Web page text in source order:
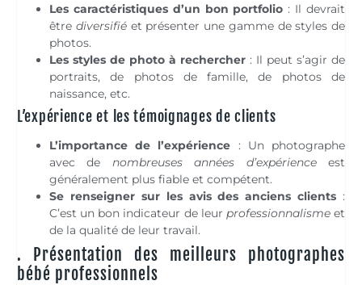
Les caractéristiques d’un bon portfolio : Il devrait
être diversifié et présenter une gamme de styles de
photos.
Les styles de photo à rechercher : Il peut s’agir de
portraits, de photos de famille, de photos de
naissance, etc.
L’expérience et les témoignages de clients
L’importance de l’expérience : Un photographe
avec de nombreuses années d’expérienceest
généralement plus fiable et compétent.
Se renseigner sur les avis des anciens clients :
C’est un bon indicateur de leur professionnalismeet
de la qualité de leur travail.
. Présentation des meilleurs photographes
bébé professionnels